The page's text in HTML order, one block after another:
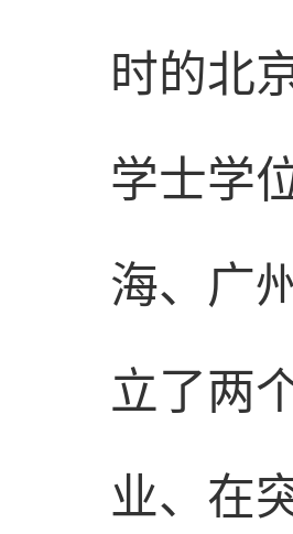
时的北
学士学
海、广
立了两
业、在